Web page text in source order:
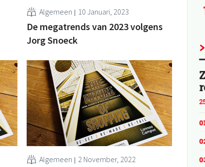
Algemeen 10 Januari, 2023
De megatrends van 2023 volgens
Jorg Snoeck
Algemeen 2 November, 2022